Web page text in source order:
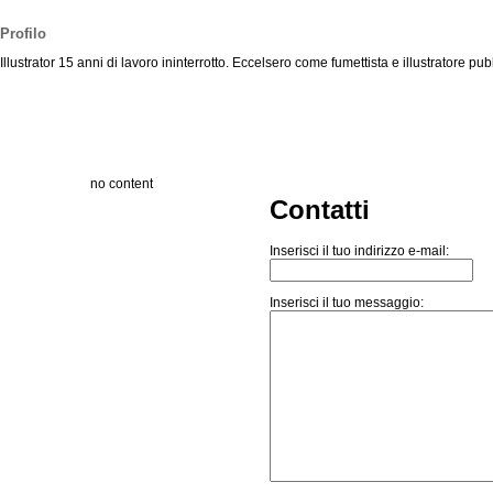
Profilo
Illustrator 15 anni di lavoro ininterrotto. Eccelsero come fumettista e illustratore
no content
Contatti
Inserisci il tuo indirizzo e-mail:
Inserisci il tuo messaggio: